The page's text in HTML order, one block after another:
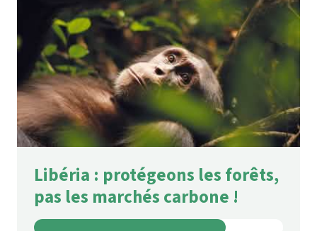
Libéria : protégeons les forêts,
pas les marchés carbone !